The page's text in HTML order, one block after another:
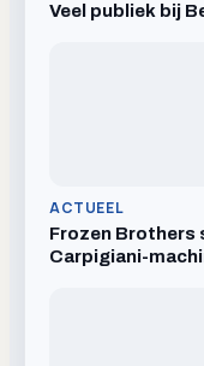
Veel publiek bij
ACTUEEL
Frozen
Carpigiani-